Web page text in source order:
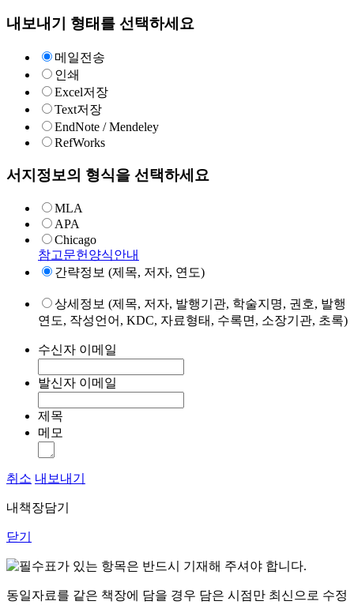
내보내기 형태를 선택하세요
메일전송
인쇄
Excel저장
Text저장
EndNote / Mendeley
RefWorks
서지정보의 형식을 선택하세요
MLA
APA
Chicago
참고문헌양식안내
간략정보 (제목, 저자, 연도)
상세정보 (제목, 저자, 발행기관, 학술지명, 권호, 발행
연도, 작성언어, KDC, 자료형태, 수록면, 소장기관, 초록)
수신자 이메일
발신자 이메일
제목
메모
취소 내보내기
내책장담기
닫기
표가 있는 항목은 반드시 기재해 주셔야 합니다.
동일자료를 같은 책장에 담을 경우 담은 시점만 최신으로 수정